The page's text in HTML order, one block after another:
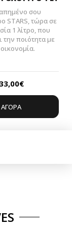
σου
STARS, τώρα σε
1 λίτρο, που
την ποιότητα με
33,00€
ΑΓΟΡΆ